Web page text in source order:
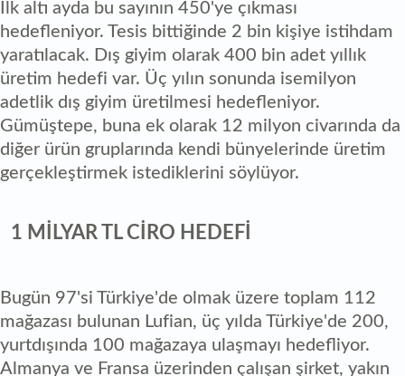
İlk altı ayda bu sayının 450'ye çıkması
hedefleniyor. Tesis bittiğinde 2 bin kişiye istihdam
yaratılacak. Dış giyim olarak 400 bin adet yıllık
üretim hedefi var. Üç yılın sonunda isemilyon
adetlik dış giyim üretilmesi hedefleniyor.
Gümüştepe, buna ek olarak 12 milyon civarında da
diğer ürün gruplarında kendi bünyelerinde üretim
gerçekleştirmek istediklerini söylüyor.
1 MİLYAR TL CİRO HEDEFİ
Bugün 97'si Türkiye'de olmak üzere toplam 112
mağazası bulunan Lufian, üç yılda Türkiye'de 200,
yurtdışında 100 mağazaya ulaşmayı hedefliyor.
Almanya ve Fransa üzerinden çalışan şirket, yakın